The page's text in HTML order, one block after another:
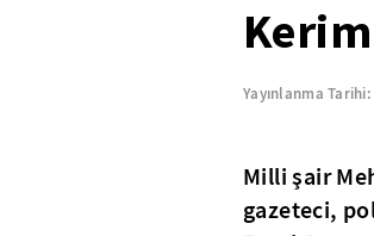
Yayınlanma
Milli şair
gazeteci,